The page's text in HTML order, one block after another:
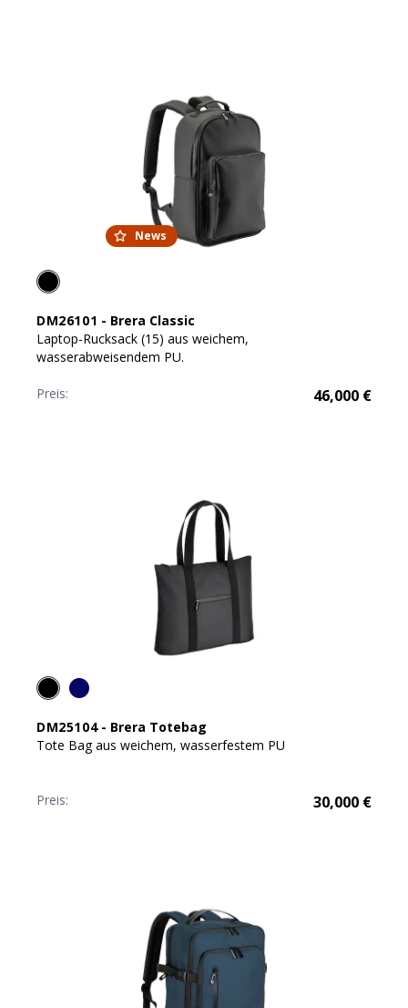
News
DM26101 - Brera Classic
Laptop-Rucksack (15) aus weichem,
wasserabweisendem PU.
Preis: 46,000 €
DM25104- Brera Totebag
Tote Bag aus weichem, wasserfestem PU
Preis: 30,000 €